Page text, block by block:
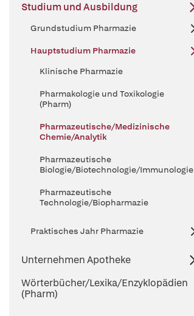
Studium und Ausbildung
Grundstudium Pharmazie
Hauptstudium Pharmazie
Klinische Pharmazie
Pharmakologie und Toxikologie
(Pharm)
Pharmazeutische/Medizinische
Chemie/Analytik
Pharmazeutische
Biologie/Biotechnologie/Immunologie
Pharmazeutische
Technologie/Biopharmazie
Praktisches Jahr Pharmazie
Unternehmen Apotheke
Wörterbücher/Lexika/Enzyklopädien
(Pharm)